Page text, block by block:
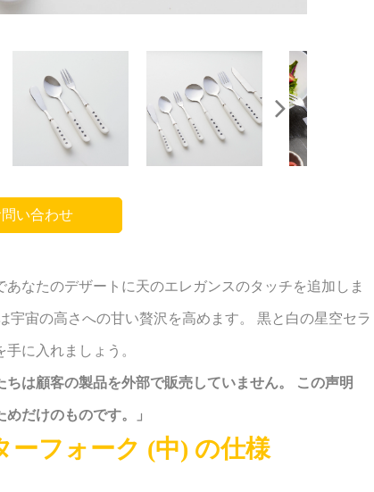
い合わせ
なたのデザートに天のエレガンスのタッチを追加しま
宙の高さへの甘い贅沢を高めます。 黒と白の星空セラ
に入れましょう。
は顧客の製品を外部で販売していません。 この声明
だけのものです。」
ーフォーク (中) の仕様